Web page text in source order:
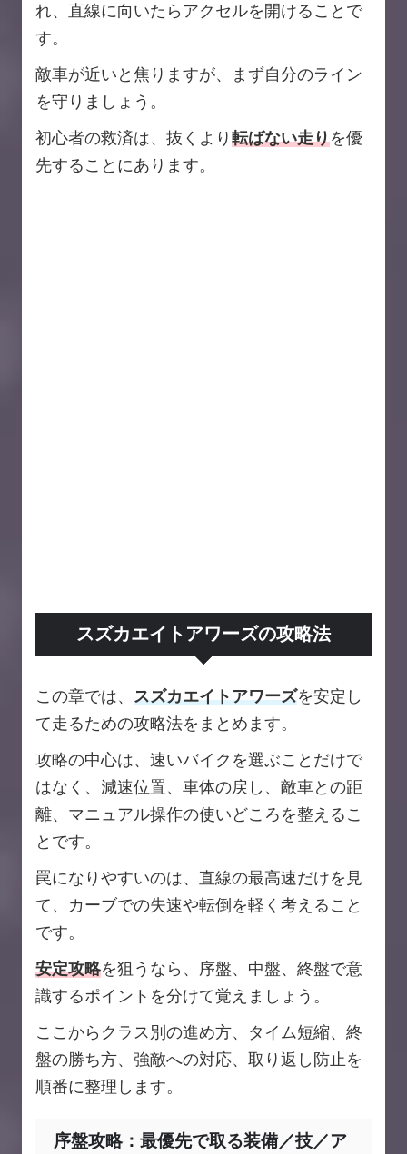
れ、直線に向いたらアクセルを開けることで
す。
敵車が近いと焦りますが、まず自分のライン
を守りましょう。
初心者の救済は、抜くより転ばない走りを優
先することにあります。
スズカエイトアワーズの攻略法
この章では、 スズカエイトアワーズを安定し
て走るための攻略法をまとめます。
攻略の中心は、速いバイクを選ぶことだけで
はなく、減速位置、車体の戻し、敵車との距
離、マニュアル操作の使いどころを整えるこ
とです。
罠になりやすいのは、直線の最高速だけを見
て、カーブでの失速や転倒を軽く考えること
です。
安定攻略を狙うなら、序盤、中盤、終盤で意
識するポイントを分けて覚えましょう。
ここからクラス別の進め方、タイム短縮、終
盤の勝ち方、強敵への対応、取り返し防止を
順番に整理します。
序盤攻略：最優先で取る装備／技／ア